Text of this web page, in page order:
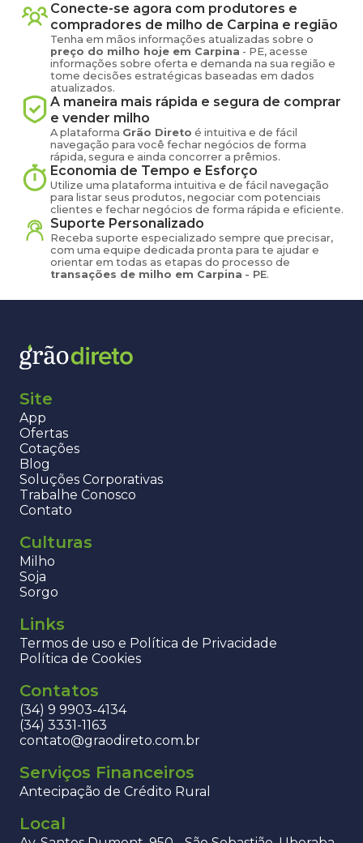
Conecte-se agora com produtores e
compradores de milho de Carpina e região
Tenha em mãos informações atualizadas sobre o
preço do milho hoje em Carpina - PE, acesse
informações sobre oferta e demanda na sua região e
tome decisões estratégicas baseadas em dados
atualizados.
A maneira mais rápida e segura de comprar
e vender milho
A plataforma Grão Direto é intuitiva e de fácil
navegação para você fechar negócios de forma
rápida, segura e ainda concorrer a prêmios.
Economia de Tempo e Esforço
Utilize uma plataforma intuitiva e de fácil navegação
para listar seus produtos, negociar com potenciais
clientes e fechar negócios de forma rápida e eficiente.
Suporte Personalizado
Receba suporte especializado sempre que precisar,
com uma equipe dedicada pronta para te ajudar e
orientar em todas as etapas do processo de
transações de milho em Carpina - PE.
Site
App
Ofertas
Cotações
Blog
Soluções Corporativas
Trabalhe Conosco
Contato
Culturas
Milho
Soja
Sorgo
Links
Termos de uso e Política de Privacidade
Política de Cookies
Contatos
(34) 9 9903-4134
(34) 3331-1163
contato@graodireto.com.br
Serviços Financeiros
Antecipação de Crédito Rural
Local